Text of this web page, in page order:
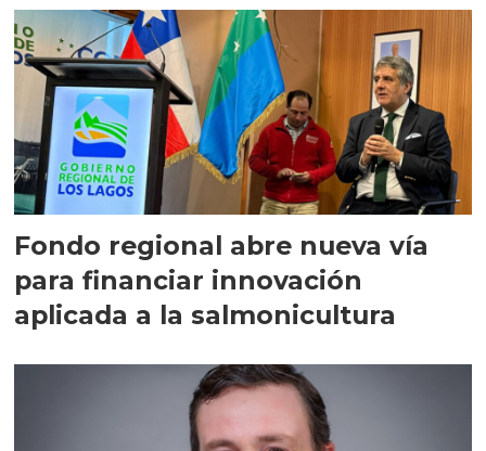
Fondo regional abre nueva vía
para financiar innovación
aplicada a la salmonicultura